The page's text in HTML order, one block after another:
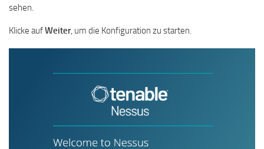
sehen.
Klicke aufWeiter, um die Konfiguration zu starten.